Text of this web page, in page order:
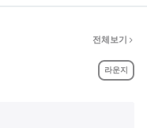
전체보기
라운지